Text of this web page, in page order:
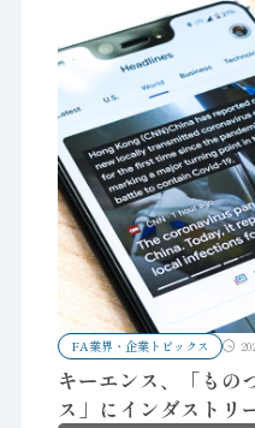
FA業界・企業トピックス
キーエンス、「もの
ス」にインダストリ